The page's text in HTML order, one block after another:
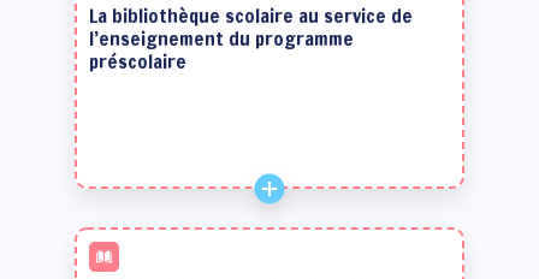
La bibliothèque scolaire au service de
l’enseignement du programme
préscolaire